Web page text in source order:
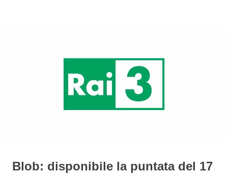
Blob: disponibile la puntata del 17